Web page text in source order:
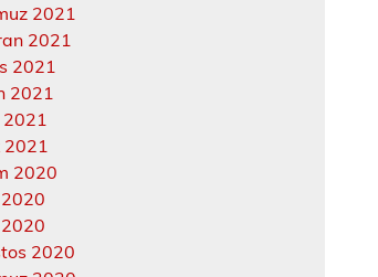
2021
2021
2021
2021
2021
2020
2020